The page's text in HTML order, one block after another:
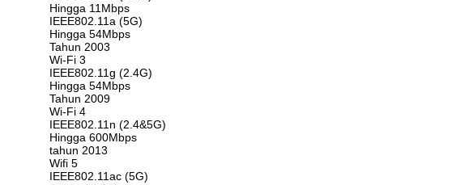
Hingga 11Mbps
IEEE802.11a (5G)
Hingga 54Mbps
Tahun 2003
Wi-Fi 3
IEEE802.11g (2.4G)
Hingga 54Mbps
Tahun 2009
Wi-Fi 4
IEEE802.11n (2.4&5G)
Hingga 600Mbps
tahun 2013
Wifi 5
IEEE802.11ac (5G)